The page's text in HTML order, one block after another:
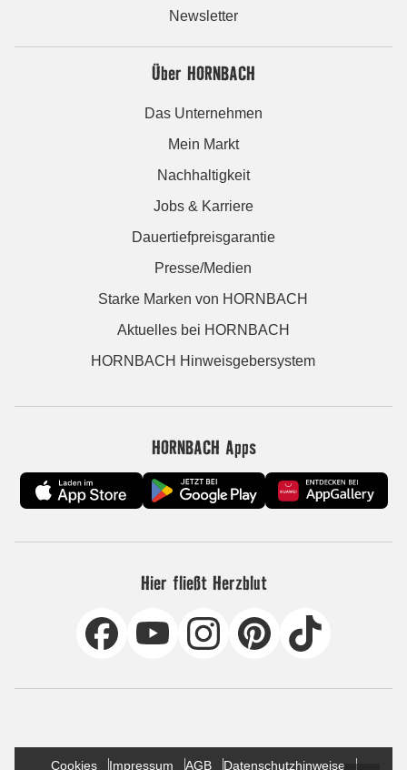
Newsletter
Über HORNBACH
Das Unternehmen
Mein Markt
Nachhaltigkeit
Jobs & Karriere
Dauertiefpreisgarantie
Presse/Medien
Starke Marken von HORNBACH
Aktuelles bei HORNBACH
HORNBACH Hinweisgebersystem
HORNBACH Apps
Hier fließt Herzblut
Cookies Impressum AGB Datenschutzhinweise